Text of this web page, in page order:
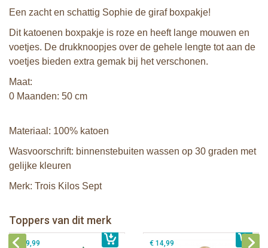
Een zacht en schattig Sophie de giraf boxpakje!
Dit katoenen boxpakje is roze en heeft lange mouwen en
voetjes. De drukknoopjes over de gehele lengte tot aan de
voetjes bieden extra gemak bij het verschonen.
Maat:
0 Maanden: 50 cm
Materiaal: 100% katoen
Wasvoorschrift: binnenstebuiten wassen op 30 graden met
gelijke kleuren
Merk: Trois Kilos Sept
Toppers van dit merk
€ 26,99
Sophie de giraf Activity Wheel
€ 39,99 € 14,99